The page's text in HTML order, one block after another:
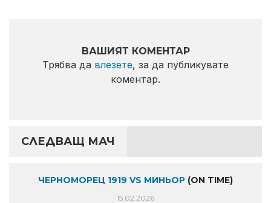
ВАШИЯТ КОМЕНТАР
Трябва да влезете, за да публикувате
коментар.
СЛЕДВАЩ МАЧ
ЧЕРНОМОРЕЦ 1919 VS МИНЬОР (ON TIME)
15.02.2026